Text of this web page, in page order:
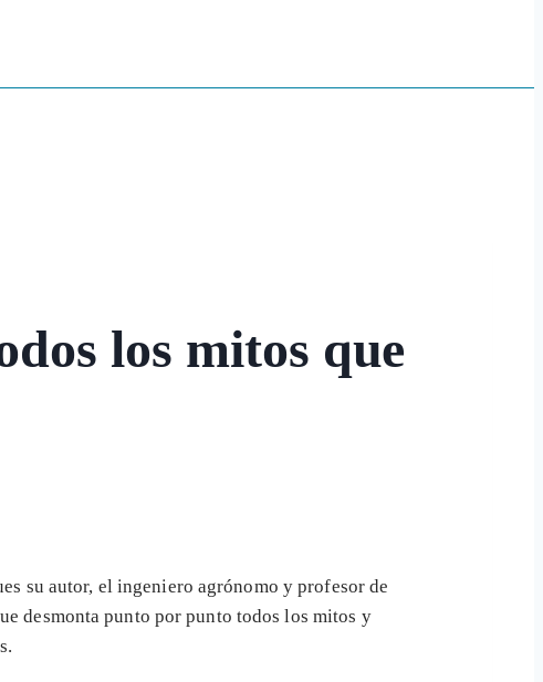
los mitos que
su autor, el ingeniero agrónomo y profesor de
desmonta punto por punto todos los mitos y